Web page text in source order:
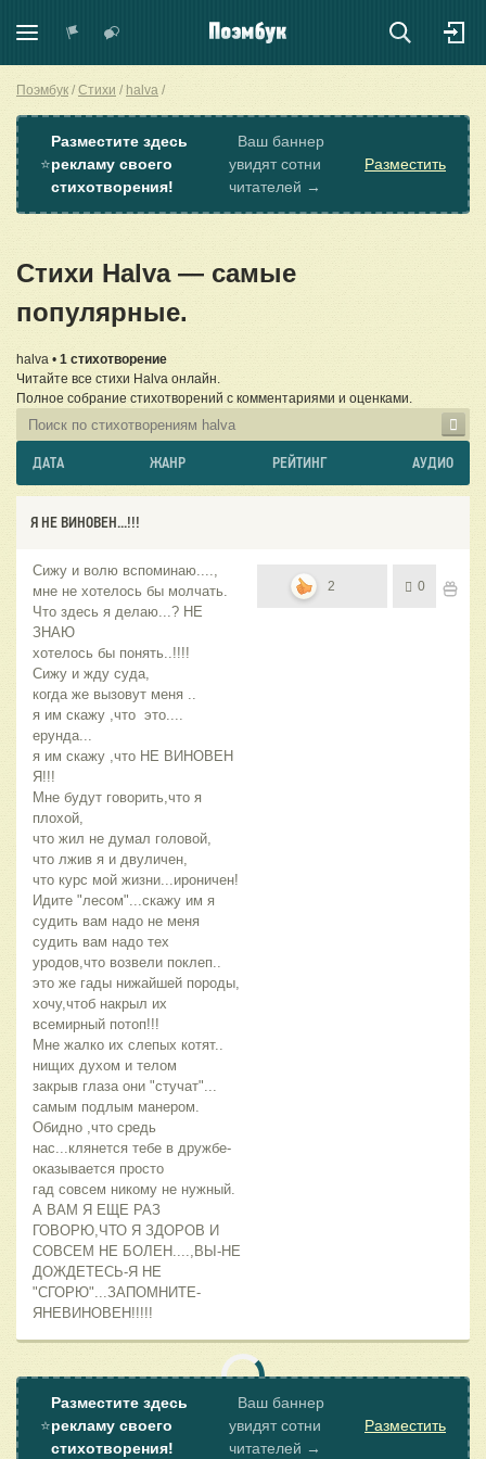
Поэмбук Стихи halva
⭐
Разместите здесь
рекламу своего
стихотворения!
Ваш баннер
увидят сотни
читателей →
Разместить
Стихи Halva — самые
популярные.
halva • 1 стихотворение
Читайте все стихи Halva онлайн.
Полное собрание стихотворений с комментариями и оценками.
ДАТА ЖАНР РЕЙТИНГ АУДИО
Я НЕ ВИНОВЕН...!!!
Сижу и волю вспоминаю....,
мне не хотелось бы молчать.
Что здесь я делаю...? НЕ
ЗНАЮ
хотелось бы понять..!!!!
Сижу и жду суда,
когда же вызовут меня ..
я им скажу ,что это....
ерунда...
я им скажу ,что НЕ ВИНОВЕН
Я!!!
Мне будут говорить,что я
плохой,
что жил не думал головой,
что лжив я и двуличен,
что курс мой жизни...ироничен!
Идите "лесом"...скажу им я
судить вам надо не меня
судить вам надо тех
уродов,что возвели поклеп..
это же гады нижайшей породы,
хочу,чтоб накрыл их
всемирный потоп!!!
Мне жалко их слепых котят..
нищих духом и телом
закрыв глаза они "стучат"...
самым подлым манером.
Обидно ,что средь
нас...клянется тебе в дружбе-
оказывается просто
гад совсем никому не нужный.
А ВАМ Я ЕЩЕ РАЗ
ГОВОРЮ,ЧТО Я ЗДОРОВ И
СОВСЕМ НЕ БОЛЕН....,ВЫ-НЕ
ДОЖДЕТЕСЬ-Я НЕ
"СГОРЮ"...ЗАПОМНИТЕ-
ЯНЕВИНОВЕН!!!!!
2 0
⭐
Разместите здесь
рекламу своего
стихотворения!
Ваш баннер
увидят сотни
читателей →
Разместить